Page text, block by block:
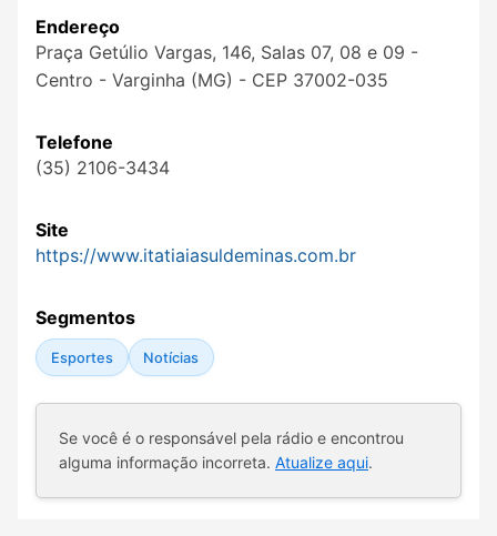
Endereço
Praça Getúlio Vargas, 146, Salas 07, 08 e 09 -
Centro - Varginha (MG) - CEP 37002-035
Telefone
(35) 2106-3434
Site
https://www.itatiaiasuldeminas.com.br
Segmentos
Esportes Notícias
Se você é o responsável pela rádio e encontrou
alguma informação incorreta. Atualize aqui.